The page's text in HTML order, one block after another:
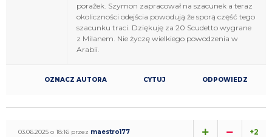
porażek. Szymon zapracował na szacunek a teraz
okoliczności odejścia powodują że sporą część tego
szacunku traci. Dziękuję za 20 Scudetto wygrane
z Milanem. Nie życzę wielkiego powodzenia w
Arabii.
OZNACZ AUTORA CYTUJ ODPOWIEDZ
03.06.2025 o 18:16 przez maestro177 +2